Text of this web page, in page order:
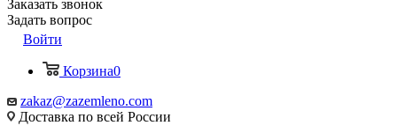
Заказать звонок
Задать вопрос
Войти
Корзина0
zakaz@zazemleno.com
Доставка по всей России